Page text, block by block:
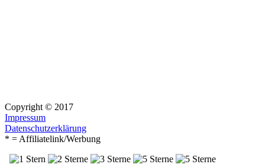
Copyright © 2017
Impressum
Datenschutzerklärung
* = Affiliatelink/Werbung